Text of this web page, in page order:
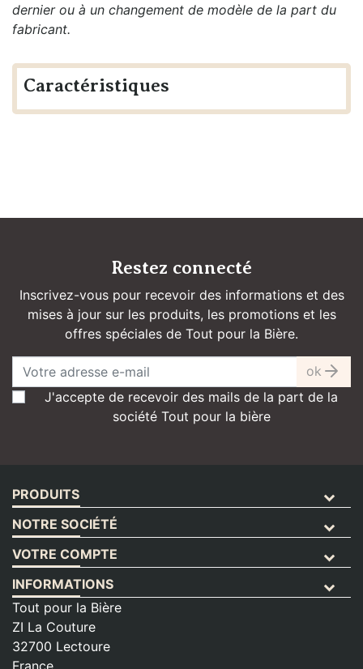
dernier ou à un changement de modèle de la part du
fabricant.
Caractéristiques
Restez connecté
Inscrivez-vous pour recevoir des informations et des
mises à jour sur les produits, les promotions et les
offres spéciales de Tout pour la Bière.
ok
J'accepte de recevoir des mails de la part de la
société Tout pour la bière
PRODUITS
NOTRE SOCIÉTÉ
VOTRE COMPTE
INFORMATIONS
Tout pour la Bière
ZI La Couture
32700 Lectoure
France